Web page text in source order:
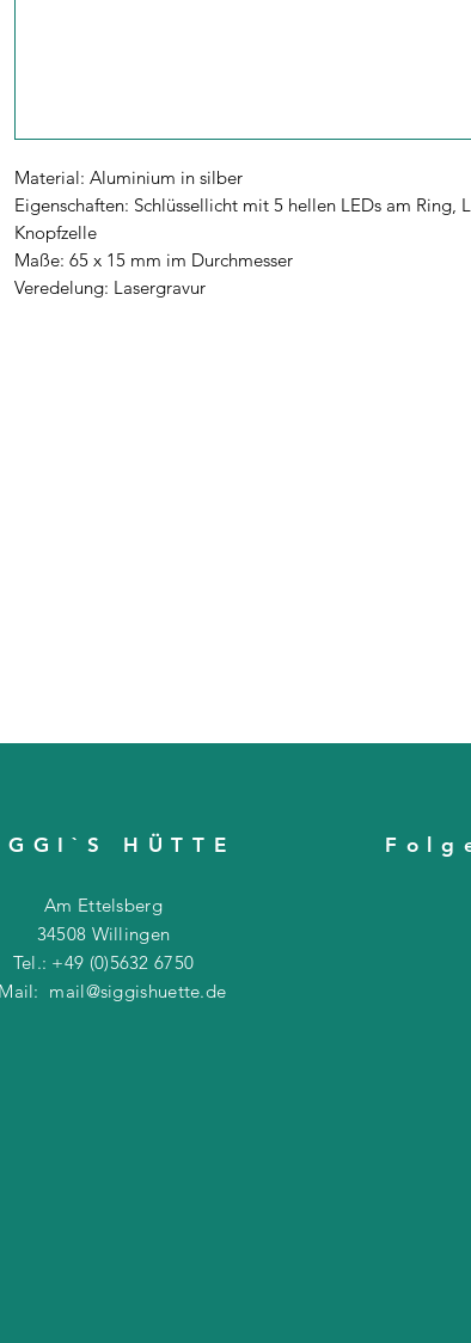
Material: Aluminium in silber
Eigenschaften: Schlüssellicht mit 5 hellen LEDs am Ring,
Knopfzelle
Maße: 65 x 15 mm im Durchmesser
Veredelung: Lasergravur
HÜTTE
Am Ettelsberg
34508 Willingen
Tel.: +49 (0)5632 6750
mail@siggishuette.de